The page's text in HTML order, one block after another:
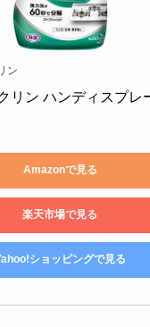
ン
リン ハンディスプレ
Amazonで見る
楽天市場で見る
ショッピングで見る